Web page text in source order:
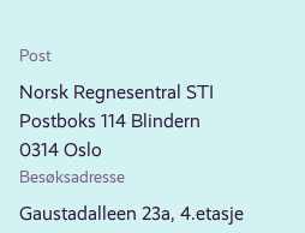
Post
Norsk Regnesentral STI
Postboks 114 Blindern
0314 Oslo
Besøksadresse
Gaustadalleen 23a, 4.etasje